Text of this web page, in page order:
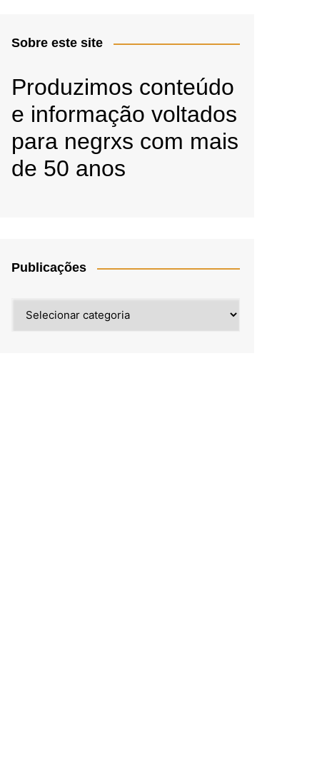
Sobre este site
Produzimos conteúdo
e informação voltados
para negrxs com mais
de 50 anos
Publicações